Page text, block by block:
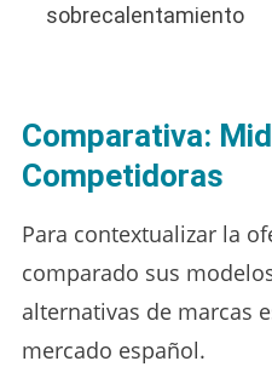
sobrecalentamiento
Comparativa:
Competidoras
Para contextualizar la
comparado sus
alternativas de marcas
mercado español.